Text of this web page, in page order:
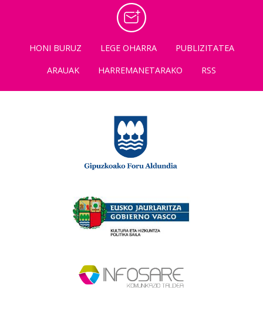
HONI BURUZ LEGE OHARRA
PUBLIZITATEA
ARAUAK
HARREMANETARAKO RSS